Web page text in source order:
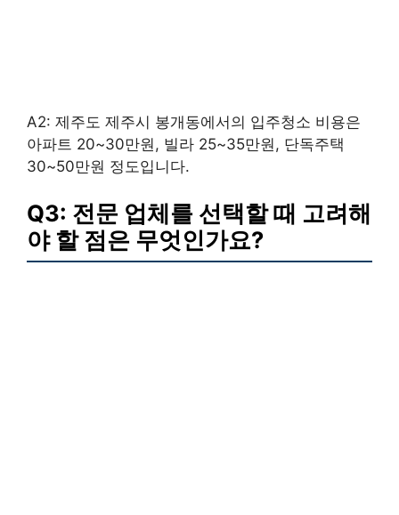
A2: 제주도 제주시 봉개동에서의 입주청소 비용은
아파트 20~30만원, 빌라 25~35만원, 단독주택
30~50만원 정도입니다.
Q3: 전문 업체를 선택할 때 고려해
야 할 점은 무엇인가요?